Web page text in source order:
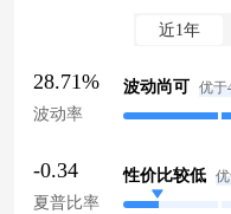
近1年
28.71%
波动率
波动尚可 优于
-0.34
夏普比率
性价比较低